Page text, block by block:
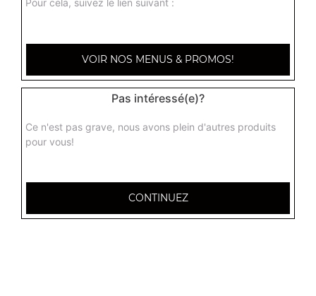
boisée junior
Base crème, mozzarella, sauce fromagère, poulet,
champignons, emmental
Actuellement non disponible
buffalo junior
hachée, cheddar
Actuellement non disponible
VOIR NOS MENUS & PROMOS!
Pas intéressé(e)?
Ce n'est pas grave, nous avons plein d'autres produits
pour vous!
CONTINUEZ